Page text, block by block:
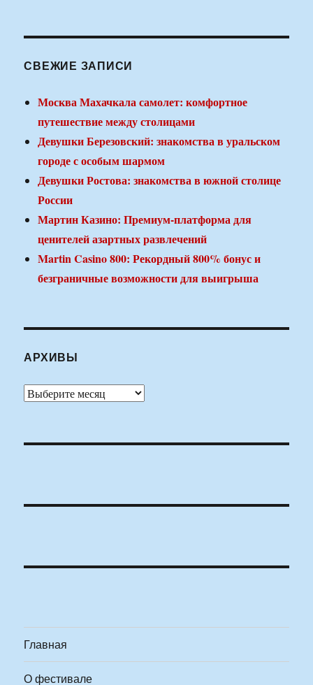
СВЕЖИЕ ЗАПИСИ
Москва Махачкала самолет: комфортное
путешествие между столицами
Девушки Березовский: знакомства в уральском
городе с особым шармом
Девушки Ростова: знакомства в южной столице
России
Мартин Казино: Премиум-платформа для
ценителей азартных развлечений
Martin Casino 800: Рекордный 800% бонус и
безграничные возможности для выигрыша
АРХИВЫ
Архивы
Главная
О фестивале